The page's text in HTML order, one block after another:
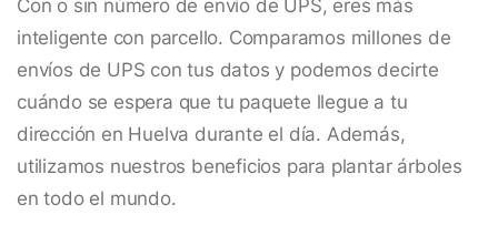
Con o sin número de envío de UPS, eres más
inteligente con parcello. Comparamos millones de
envíos de UPS con tus datos y podemos decirte
cuándo se espera que tu paquete llegue a tu
dirección en Huelva durante el día. Además,
utilizamos nuestros beneficios para plantar árboles
en todo el mundo.